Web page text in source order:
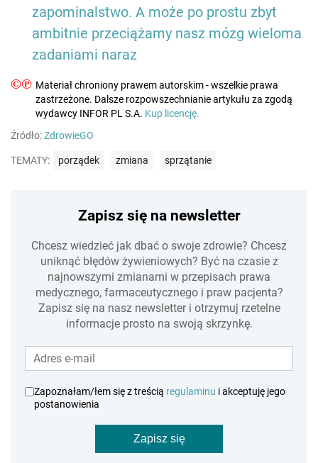
zapominalstwo. A może po prostu zbyt
ambitnie przeciążamy nasz mózg wieloma
zadaniami naraz
©℗ Materiał chroniony prawem autorskim - wszelkie prawa
zastrzeżone. Dalsze rozpowszechnianie artykułu za zgodą
wydawcy INFOR PL S.A. Kup licencję.
Źródło:ZdrowieGO
TEMATY: porządek zmiana sprzątanie
Zapisz się na newsletter
Chcesz wiedzieć jak dbać o swoje zdrowie? Chcesz
uniknąć błędów żywieniowych? Być na czasie z
najnowszymi zmianami w przepisach prawa
medycznego, farmaceutycznego i praw pacjenta?
Zapisz się na nasz newsletter i otrzymuj rzetelne
informacje prosto na swoją skrzynkę.
Zapoznałam/łem się z treścią regulaminu i akceptuję jego
postanowienia
Zapisz się